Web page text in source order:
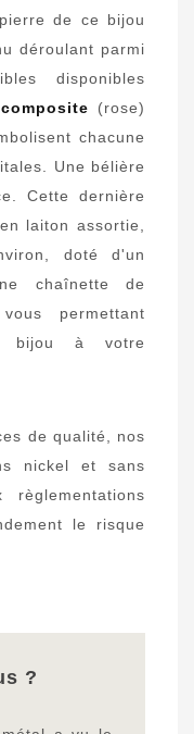
de ce bijou
déroulant parmi
disponibles
composite (rose)
chacune
Une bélière
Cette dernière
laiton assortie,
doté d'un
chaînette de
permettant
bijou à votre
de qualité, nos
nickel et sans
règlementations
le risque
?